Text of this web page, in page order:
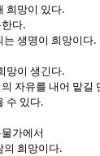
희망이 있다.
다.
는 생명이 희망이다.
망이 생긴다.
자유를 내어 맡길
수 있다.
가에서
의 희망이다.